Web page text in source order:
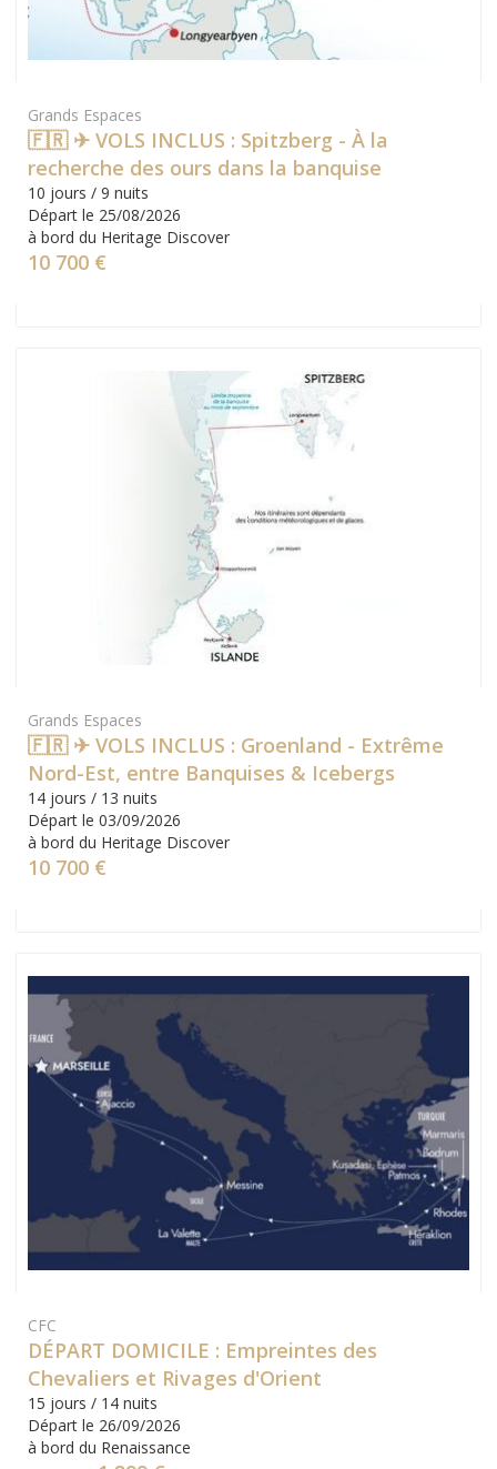
Grands Espaces
🇫🇷 ✈ VOLS INCLUS : Spitzberg - À la
recherche des ours dans la banquise
10 jours / 9 nuits
Départ le 25/08/2026
à bord du Heritage Discover
10 700 €
Grands Espaces
🇫🇷 ✈ VOLS INCLUS : Groenland - Extrême
Nord-Est, entre Banquises & Icebergs
14 jours / 13 nuits
Départ le 03/09/2026
à bord du Heritage Discover
10 700 €
CFC
DÉPART DOMICILE : Empreintes des
Chevaliers et Rivages d'Orient
15 jours / 14 nuits
Départ le 26/09/2026
à bord du Renaissance